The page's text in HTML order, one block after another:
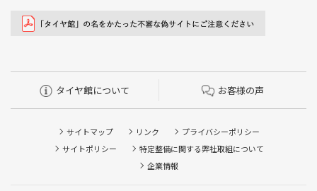
タイヤ館について お客様の声
サイトマップ リンク
プライバシーポリシー
サイトポリシー
特定整備に関する弊社取組について
企業情報